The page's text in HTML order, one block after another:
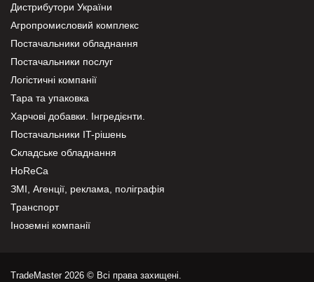
Дистрибутори України
Агропромисловий комплекс
Постачальники обладнання
Постачальники послуг
Логістичні компанії
Тара та упаковка
Харчові добавки. Інгредієнти.
Постачальники IT-рішень
Складське обладнання
HoReCa
ЗМІ, Агенції, реклама, поліграфія
Транспорт
Іноземні компанії
TradeMaster 2026 © Всі права захищені.